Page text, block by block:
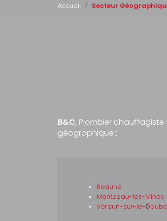
Accueil Secteur
B&C, Plombier
géographique :
Beaune
Montceau-les-Mines
Verdun-sur-le-Doubs